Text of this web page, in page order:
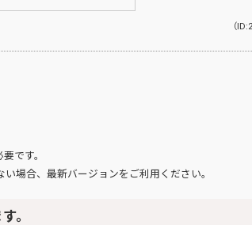
（
です。
場合、最新バージョンをご利用ください。
。